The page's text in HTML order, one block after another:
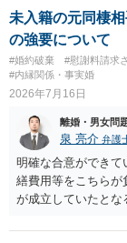
未入籍の元同棲
の強要について
#婚約破棄 #慰謝料請求
#内縁関係・事実婚
2026年7月16日
離婚・男女問
泉 亮介 弁護
明確な合意ができて
繕費用等をこちらが
が成立していたとな
れば早めに弁護士に